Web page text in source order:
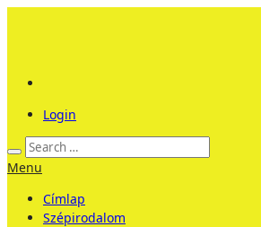
Login
Menu
Címlap
Szépirodalom